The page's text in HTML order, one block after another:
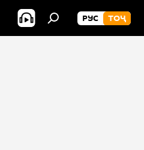
РУС ТОҶ